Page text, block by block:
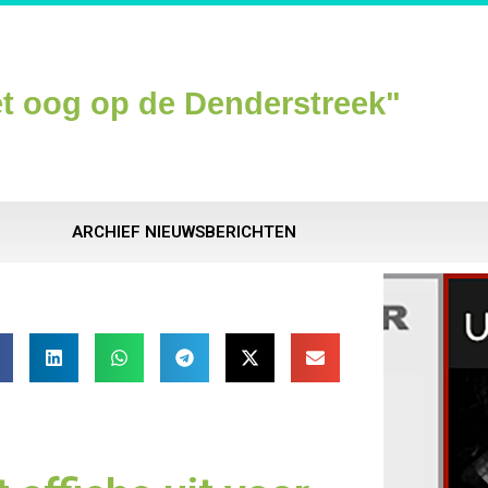
oog op de Denderstreek"
ARCHIEF NIEUWSBERICHTEN